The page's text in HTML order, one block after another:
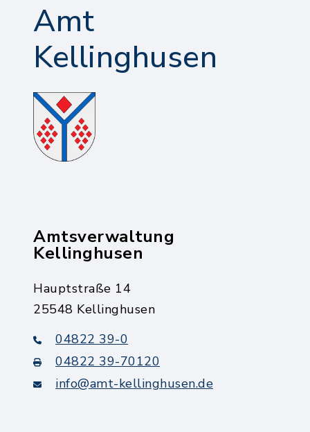
Amt
Kellinghusen
Amtsverwaltung
Kellinghusen
Hauptstraße 14
25548 Kellinghusen
04822 39-0
04822 39-70120
info@amt-kellinghusen.de